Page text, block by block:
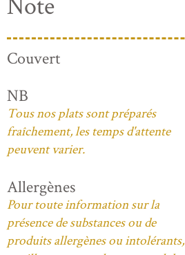
Note
Couvert
NB
Tous nos plats sont préparés
fraîchement, les temps d'attente
peuvent varier.
Allergènes
Pour toute information sur la
présence de substances ou de
produits allergènes ou intolérants,